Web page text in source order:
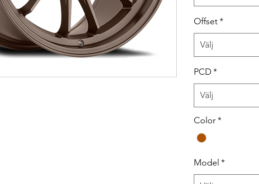
Offset*
Välj
PCD*
Välj
Color*
Model *